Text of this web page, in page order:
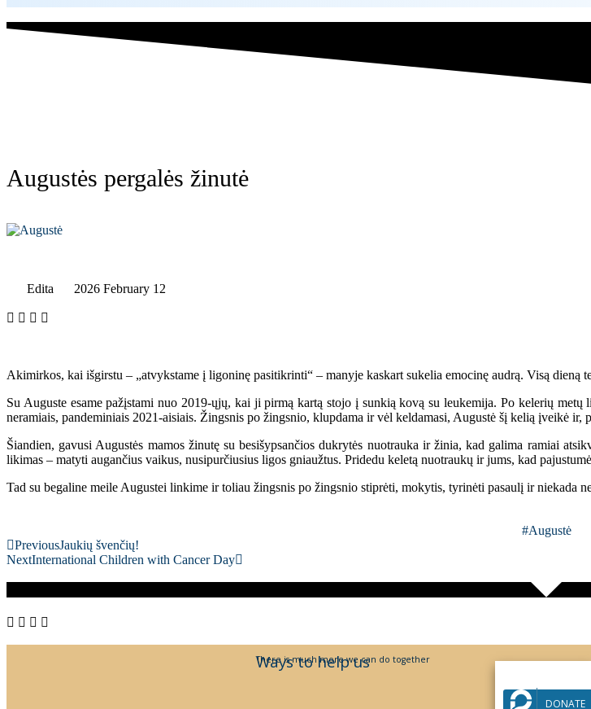
Augustės pergalės žinutė
Edita 2026 February 12
Akimirkos, kai išgirstu – „atvykstame į ligoninę pasitikrinti“ – manyje kaskart sukelia emocinę audrą. Visą dieną
Su Auguste esame pažįstami nuo 2019-ųjų, kai ji pirmą kartą stojo į sunkią kovą su leukemija. Po kelerių
neramiais, pandeminiais 2021-aisiais. Žingsnis po žingsnio, klupdama ir vėl keldamasi, Augustė šį kelią įveikė
Šiandien, gavusi Augustės mamos žinutę su besišypsančios dukrytės nuotrauka ir žinia, kad galima ramiai
likimas – matyti augančius vaikus, nusipurčiusius ligos gniaužtus. Pridedu keletą nuotraukų ir jums, kad
Tad su begaline meile Augustei linkime ir toliau žingsnis po žingsnio stiprėti, mokytis, tyrinėti pasaulį ir niekada
#Augustė
PreviousJaukių švenčių!
NextInternational Children with Cancer Day
Ways to help us
There is much more we can do together
Support via Paysera
system
DONATE